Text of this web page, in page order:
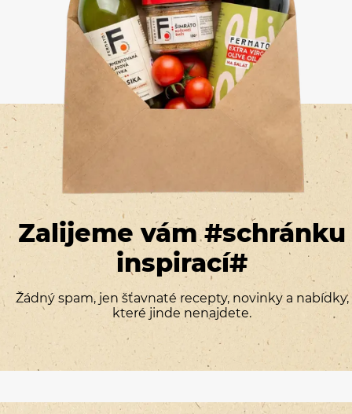
Zalijeme vám #schránku
inspirací#
Žádný spam, jen šťavnaté recepty, novinky a nabídky,
které jinde nenajdete.
Instagram